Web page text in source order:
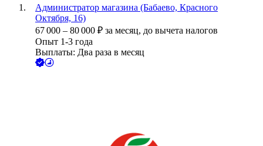
Администратор магазина (Бабаево, Красного
Октября, 16)
67 000 – 80 000 ₽ за месяц, до вычета налогов
Опыт 1-3 года
Выплаты: Два раза в месяц